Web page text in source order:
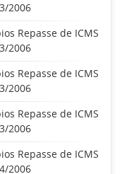
2006
Repasse de ICMS
2006
Repasse de ICMS
2006
Repasse de ICMS
2006
Repasse de ICMS
2006